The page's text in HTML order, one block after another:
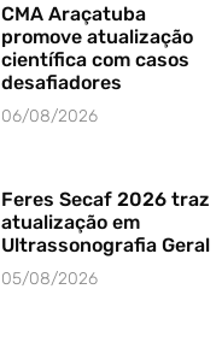
CMA Araçatuba
promove atualização
científica com casos
desafiadores
06/08/2026
Feres Secaf 2026 traz
atualização em
Ultrassonografia Geral
05/08/2026